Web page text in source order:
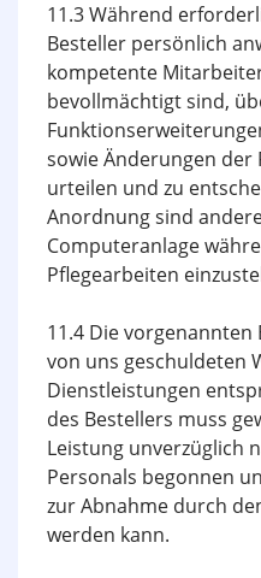
11.3 Während
Besteller persönlich
kompetente
bevollmächtigt sind,
sowie Änderungen
urteilen und zu
Anordnung sind
Computeranlage
Pflegearbeiten
11.4 Die
von uns geschuldeten
Dienstleistungen
des Bestellers muss
Leistung unverzüglich
Personals begonnen
zur Abnahme durch
werden kann.